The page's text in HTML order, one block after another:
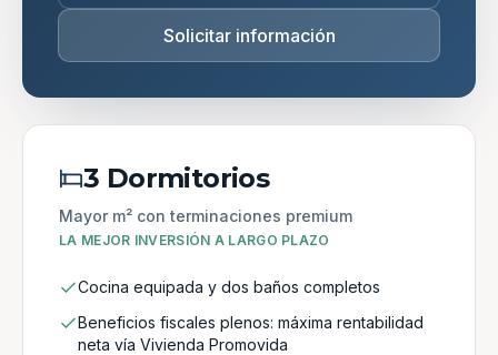
Solicitar información
3 Dormitorios
Mayor m² con terminaciones premium
LA MEJOR INVERSIÓN A LARGO PLAZO
Cocina equipada y dos baños completos
Beneficios fiscales plenos: máxima rentabilidad
neta vía Vivienda Promovida